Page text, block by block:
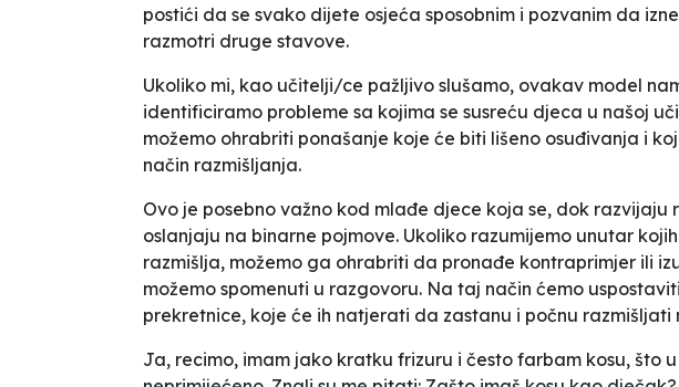
postići da se svako dijete osjeća sposobnim i pozvanim da
razmotri druge stavove.
Ukoliko mi, kao učitelji/ce pažljivo slušamo, ovakav model
identificiramo probleme sa kojima se susreću djeca u našoj
možemo ohrabriti ponašanje koje će biti lišeno osuđivanja i
način razmišljanja.
Ovo je posebno važno kod mlađe djece koja se, dok razvijaju
oslanjaju na binarne pojmove. Ukoliko razumijemo unutar
razmišlja, možemo ga ohrabriti da pronađe kontraprimjer ili
možemo spomenuti u razgovoru. Na taj način ćemo
prekretnice, koje će ih natjerati da zastanu i počnu razmišljati
Ja, recimo, imam jako kratku frizuru i često farbam kosu, što